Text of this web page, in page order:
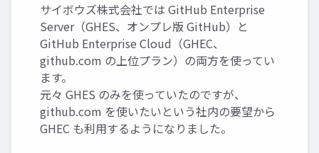
サイボウズ株式会社では GitHub Enterprise
Server（GHES、オンプレ版 GitHub）と
GitHub Enterprise Cloud（GHEC、
github.com の上位プラン）の両方を使ってい
ます。
元々 GHES のみを使っていたのですが、
github.com を使いたいという社内の要望から
GHEC も利用するようになりました。